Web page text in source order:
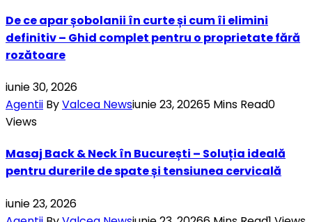
De ce apar șobolanii în curte și cum îi elimini
definitiv – Ghid complet pentru o proprietate fără
rozătoare
iunie 30, 2026
Agentii ByValcea Newsiunie 23, 20265 Mins Read0
Views
Masaj Back & Neck în București – Soluția ideală
pentru durerile de spate și tensiunea cervicală
iunie 23, 2026